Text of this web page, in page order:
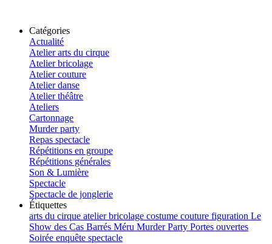
Catégories
Actualité
Atelier arts du cirque
Atelier bricolage
Atelier couture
Atelier danse
Atelier théâtre
Ateliers
Cartonnage
Murder party
Repas spectacle
Répétitions en groupe
Répétitions générales
Son & Lumière
Spectacle
Spectacle de jonglerie
Étiquettes
arts du cirque atelierbricolage costume couture figuration Le
Show des Cas Barrés Méru Murder Party Portes ouvertes
Soirée enquête spectacle